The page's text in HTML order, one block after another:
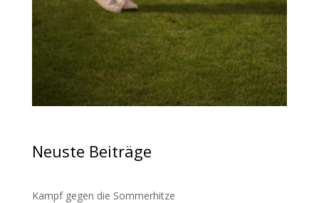
Neuste Beiträge
Kampf gegen die Sommerhitze